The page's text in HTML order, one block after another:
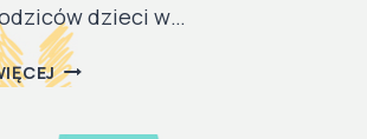
dzieci w…
WARSZTATY
DLA